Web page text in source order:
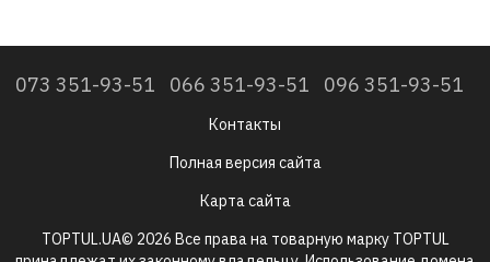
073 351-93-51 066 351-93-51 096 351-93-51
Контакты
Полная версия сайта
Карта сайта
TOPTUL.UA© 2026 Все права на товарную марку TOPTUL